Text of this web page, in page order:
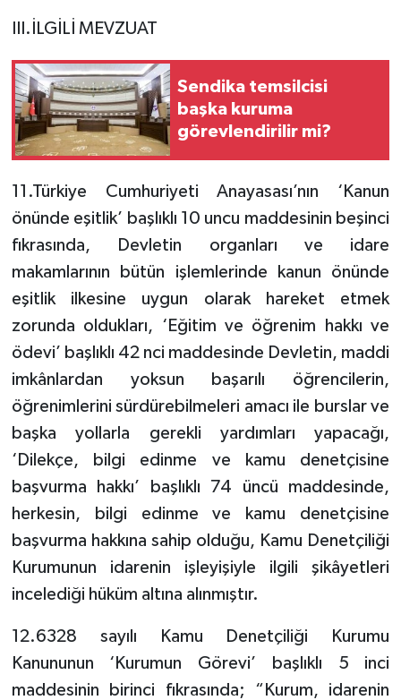
III.İLGİLİ MEVZUAT
Sendika temsilcisi
başka kuruma
görevlendirilir mi?
11.Türkiye Cumhuriyeti Anayasası’nın ‘Kanun
önünde eşitlik’ başlıklı 10 uncu maddesinin beşinci
fıkrasında, Devletin organları ve idare
makamlarının bütün işlemlerinde kanun önünde
eşitlik ilkesine uygun olarak hareket etmek
zorunda oldukları, ‘Eğitim ve öğrenim hakkı ve
ödevi’ başlıklı 42 nci maddesinde Devletin, maddi
imkânlardan yoksun başarılı öğrencilerin,
öğrenimlerini sürdürebilmeleri amacı ile burslar ve
başka yollarla gerekli yardımları yapacağı,
‘Dilekçe, bilgi edinme ve kamu denetçisine
başvurma hakkı’ başlıklı 74 üncü maddesinde,
herkesin, bilgi edinme ve kamu denetçisine
başvurma hakkına sahip olduğu, Kamu Denetçiliği
Kurumunun idarenin işleyişiyle ilgili şikâyetleri
incelediği hüküm altına alınmıştır.
12.6328 sayılı Kamu Denetçiliği Kurumu
Kanununun ‘Kurumun Görevi’ başlıklı 5 inci
maddesinin birinci fıkrasında; “Kurum, idarenin